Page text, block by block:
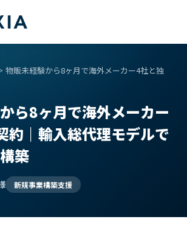
物販未経験から8ヶ月で海外メーカー4社と独
ら8ヶ月で海外メーカー
約｜輸入総代理モデルで
築
新規事業構築支援